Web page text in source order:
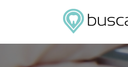
Buscar
por: